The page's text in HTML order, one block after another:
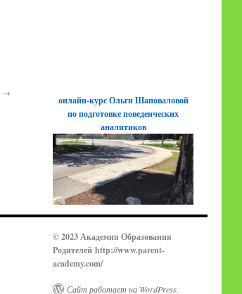
→
онлайн-курс Ольги Шаповаловой
по подготовке поведенческих
аналитиков
© 2023 Академия Образования
Родителей http://www.parent-
academy.com/
Сайт работает на WordPress.